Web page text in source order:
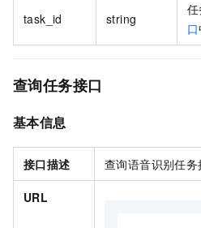
task_id string
任
口
查询任务接口
基本信息
接口描述 查询语音识别任务
URL